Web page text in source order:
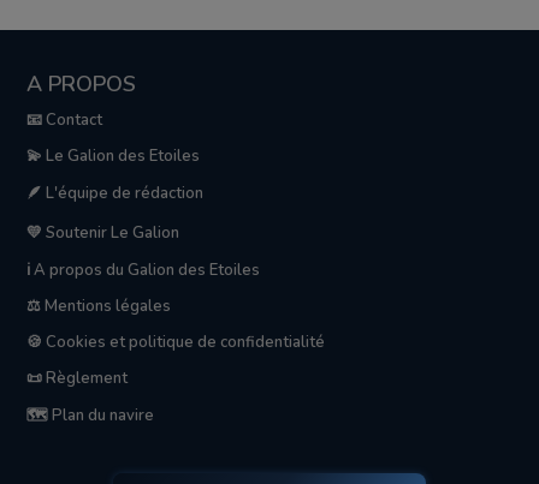
A PROPOS
📧 Contact
💫 Le Galion des Etoiles
🪶 L'équipe de rédaction
💛 Soutenir Le Galion
ℹ️ A propos du Galion des Etoiles
⚖️ Mentions légales
🍪 Cookies et politique de confidentialité
📜 Règlement
🗺️ Plan du navire